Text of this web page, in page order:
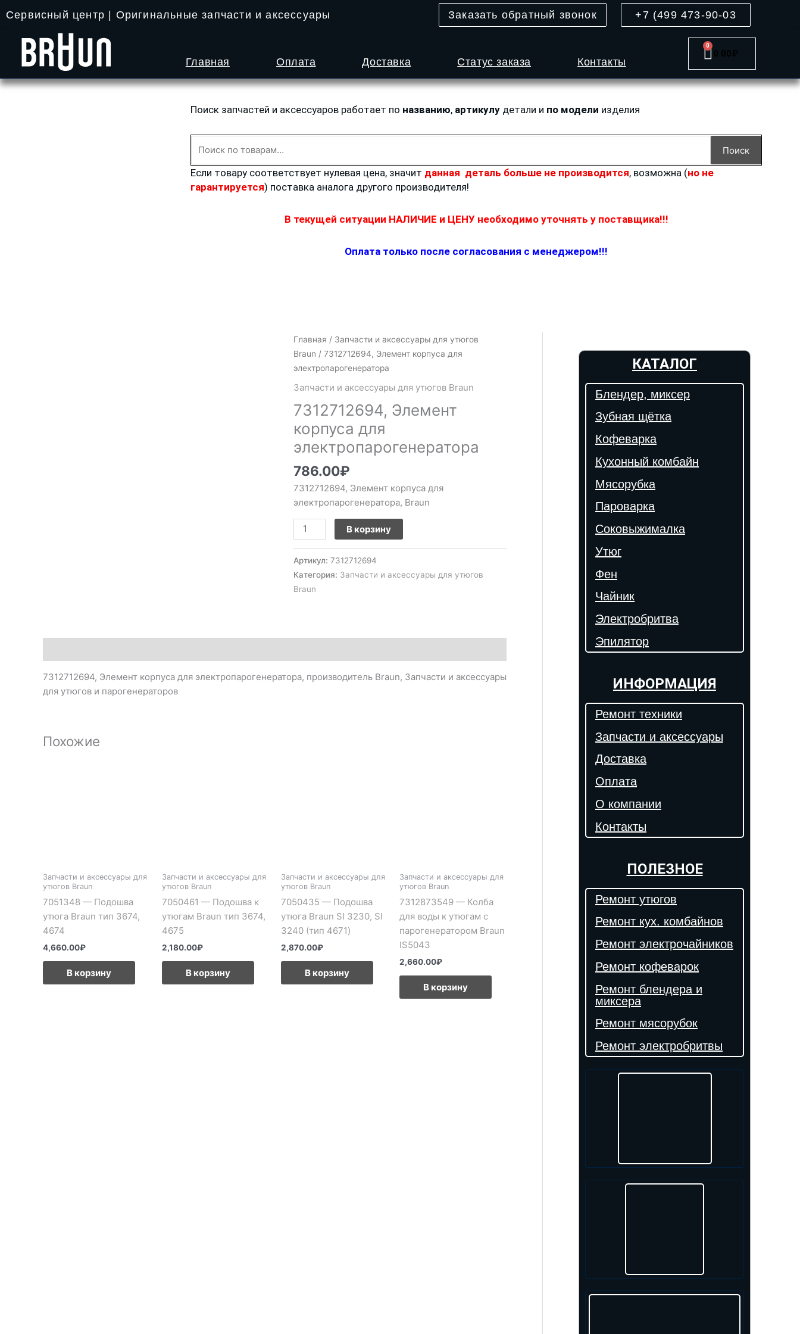
содержимому
Сервисный центр | Оригинальные запчасти и аксессуары Заказать обратный звонок +7 (499 473-90-03
Главная Оплата Доставка Статус заказа Контакты
0.00₽
0
Cart
Поиск запчастей и аксессуаров работает по названию, артикулу детали и по модели изделия
Поиск
Если товару соответствует нулевая цена, значит данная деталь больше не производится, возможна (но не
гарантируется) поставка аналога другого производителя!
В текущей ситуации НАЛИЧИЕ и ЦЕНУ необходимо уточнять у поставщика!!!
Оплата только после согласования с менеджером!!!
Главная / Запчасти и аксессуары для утюгов
Braun / 7312712694, Элемент корпуса для
электропарогенератора
Запчасти и аксессуары для утюгов Braun
7312712694, Элемент
корпуса для
электропарогенератора
786.00₽
7312712694, Элемент корпуса для
электропарогенератора, Braun
Количество
товара
7312712694,
для
электропарогенератора
В корзину
Артикул: 7312712694
Категория: Запчасти и аксессуары для утюгов
Braun
7312712694, Элемент корпуса для электропарогенератора, производитель Braun, Запчасти и аксессуары
для утюгов и парогенераторов
Похожие
Запчасти и аксессуары для
утюгов Braun
7051348 — Подошва
утюга Braun тип 3674,
4674
4,660.00₽
В корзину
Запчасти и аксессуары для
утюгов Braun
7050461 — Подошва к
утюгам Braun тип 3674,
4675
2,180.00₽
В корзину
Запчасти и аксессуары для
утюгов Braun
7050435 — Подошва
утюга Braun SI 3230, SI
3240 (тип 4671)
2,870.00₽
В корзину
Запчасти и аксессуары для
утюгов Braun
7312873549 — Колба
для воды к утюгам с
парогенератором Braun
IS5043
2,660.00₽
В корзину
КАТАЛОГ
Блендер, миксер
Зубная щётка
Кофеварка
Кухонный комбайн
Мясорубка
Пароварка
Соковыжималка
Утюг
Фен
Чайник
Электробритва
Эпилятор
ИНФОРМАЦИЯ
Ремонт техники
Запчасти и аксессуары
Доставка
Оплата
О компании
Контакты
ПОЛЕЗНОЕ
Ремонт утюгов
Ремонт кух. комбайнов
Ремонт электрочайников
Ремонт кофеварок
Ремонт блендера и
миксера
Ремонт мясорубок
Ремонт электробритвы